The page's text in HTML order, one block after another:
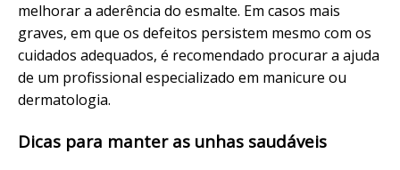
melhorar a aderência do esmalte. Em casos mais
graves, em que os defeitos persistem mesmo com os
cuidados adequados, é recomendado procurar a ajuda
de um profissional especializado em manicure ou
dermatologia.
Dicas para manter as unhas saudáveis